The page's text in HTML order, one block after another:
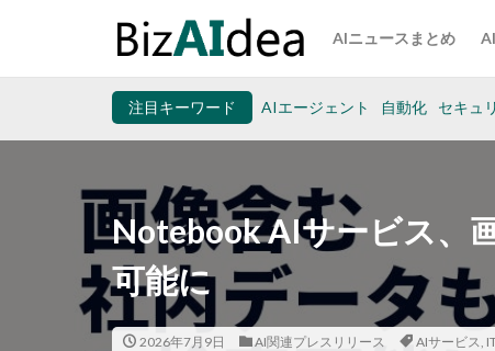
AIニュースまとめ
注目キーワード AIエージェント 自動化 セキュ
Notebook AIサービス、
可能に
2026年7月9日 AI関連プレスリリース AIサービス,